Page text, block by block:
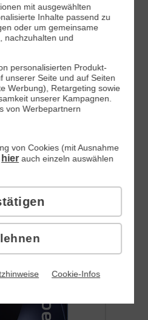
46,
99
€/Monat*
DAUERHAFT
Inkl. All-Net-Flat 20 GB
Pro | 5G
mit ausgewählten
Inhalte passend zu
oder um gemeinsame
nachzuhalten und
personalisierten Produkt-
unserer Seite und auf Seiten
Werbung), Retargeting sowie
unserer Kampagnen.
von Werbepartnern
von Cookies (mit Ausnahme
hierauch einzeln auswählen
Cookie-Infos